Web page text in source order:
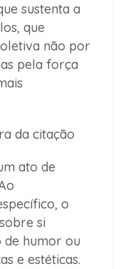
sustenta a
que
não por
pela força
da citação
ato de
o
si
de humor ou
e estéticas.